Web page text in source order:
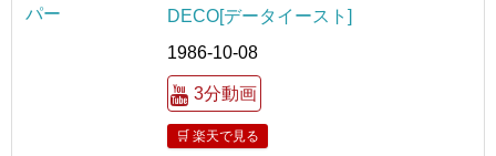
DECO[データイースト]
1986-10-08
3分動画
🛒 楽天で見る